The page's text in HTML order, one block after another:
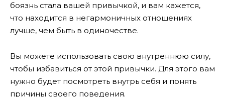
боязнь стала вашей привычкой, и вам кажется,
что находится в негармоничных отношениях
лучше, чем быть в одиночестве.
Вы можете использовать свою внутреннюю силу,
чтобы избавиться от этой привычки. Для этого вам
нужно будет посмотреть внутрь себя и понять
причины своего поведения.